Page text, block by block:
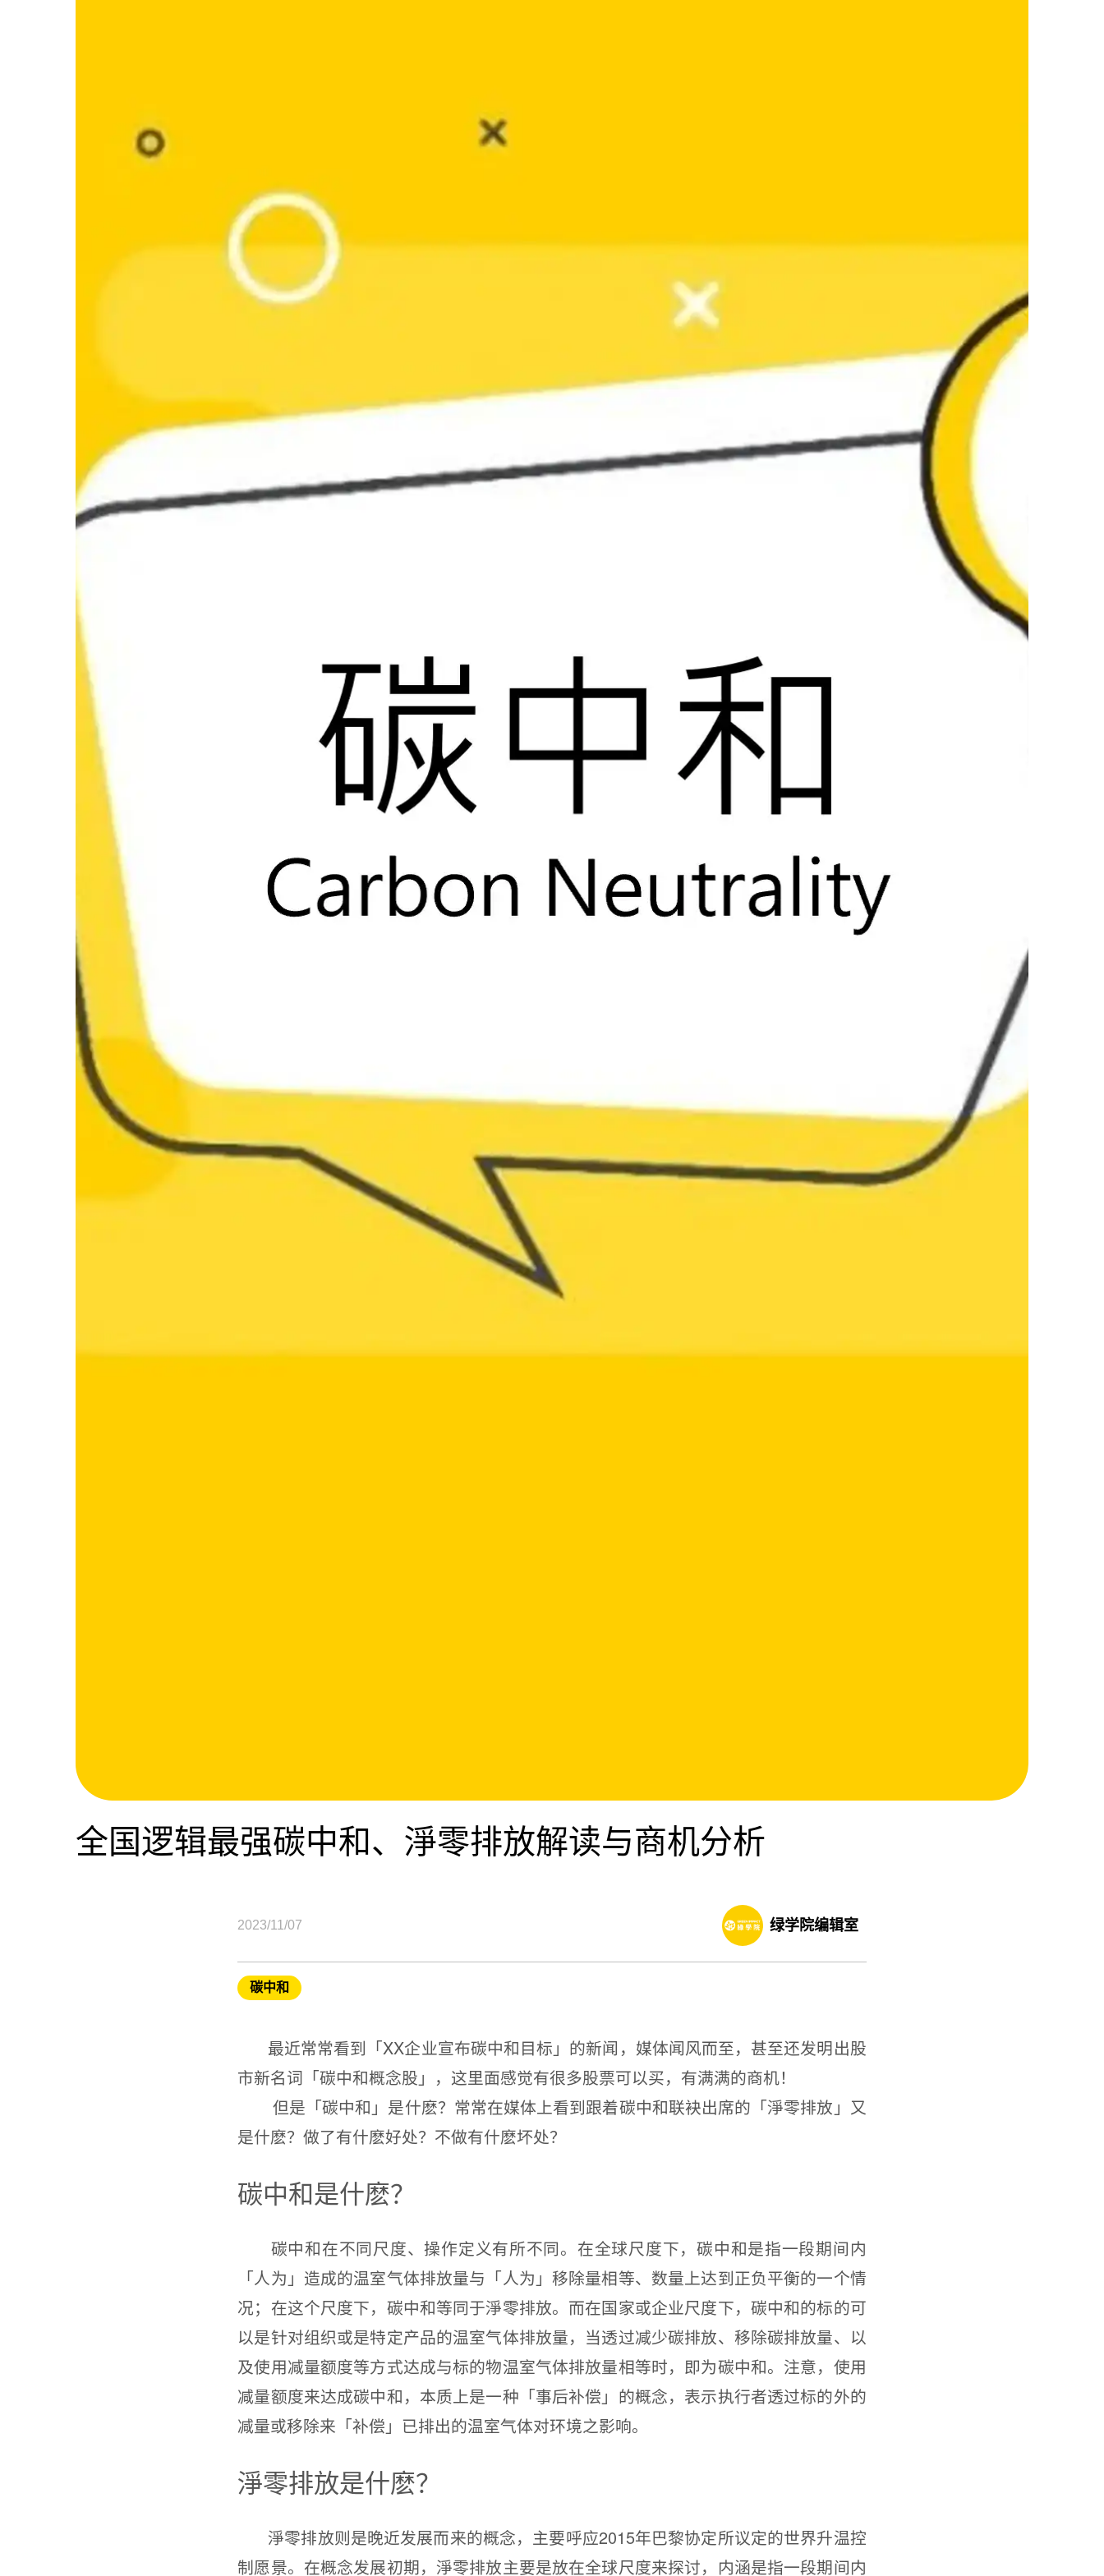
全国逻辑最强碳中和、淨零排放解读与商机分析
2023/11/07 绿学院编辑室
碳中和
最近常常看到「XX企业宣布碳中和目标」的新闻，媒体闻风而至，甚至还发明出股
市新名词「碳中和概念股」，这里面感觉有很多股票可以买，有满满的商机！
但是「碳中和」是什麽？常常在媒体上看到跟着碳中和联袂出席的「淨零排放」又
是什麽？做了有什麽好处？不做有什麽坏处？
碳中和是什麽？
碳中和在不同尺度、操作定义有所不同。在全球尺度下，碳中和是指一段期间内
「人为」造成的温室气体排放量与「人为」移除量相等、数量上达到正负平衡的一个情
况；在这个尺度下，碳中和等同于淨零排放。而在国家或企业尺度下，碳中和的标的可
以是针对组织或是特定产品的温室气体排放量，当透过减少碳排放、移除碳排放量、以
及使用减量额度等方式达成与标的物温室气体排放量相等时，即为碳中和。注意，使用
减量额度来达成碳中和，本质上是一种「事后补偿」的概念，表示执行者透过标的外的
减量或移除来「补偿」已排出的温室气体对环境之影响。
淨零排放是什麽？
淨零排放则是晚近发展而来的概念，主要呼应2015年巴黎协定所议定的世界升温控
制愿景。在概念发展初期，淨零排放主要是放在全球尺度来探讨，内涵是指一段期间内